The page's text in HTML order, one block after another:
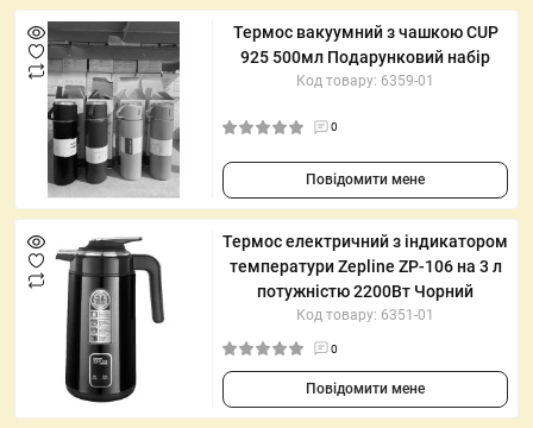
Термос вакуумний з чашкою CUP
925 500мл Подарунковий набір
Код товару: 6359-01
0
Повідомити мене
Термос електричний з індикатором
температури Zepline ZP-106 на 3 л
потужністю 2200Вт Чорний
Код товару: 6351-01
0
Повідомити мене